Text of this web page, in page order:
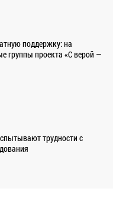
поддержку: на
группы проекта «С верой —
трудности с